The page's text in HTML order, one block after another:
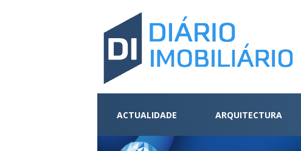
ACTUALIDADE ARQUITECTURA